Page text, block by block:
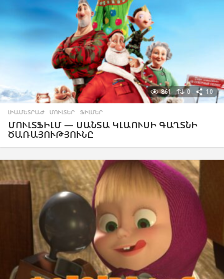
861 0 10
ԼԻԱՄԵՏՐԱԺ ,ՄՈՒԼՏԵՐ ,ՖԻԼՄԵՐ
ՄՈՒԼՏՖԻԼՄ — ՍԱՆՏԱ ԿԼԱՈՒՍԻ ԳԱՂՏՆԻ
ԾԱՌԱՅՈՒԹՅՈՒՆԸ